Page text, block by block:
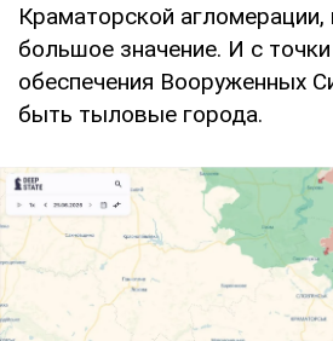
Краматорской агломерации,
большое значение. И с
обеспечения Вооруженных
быть тыловые города.